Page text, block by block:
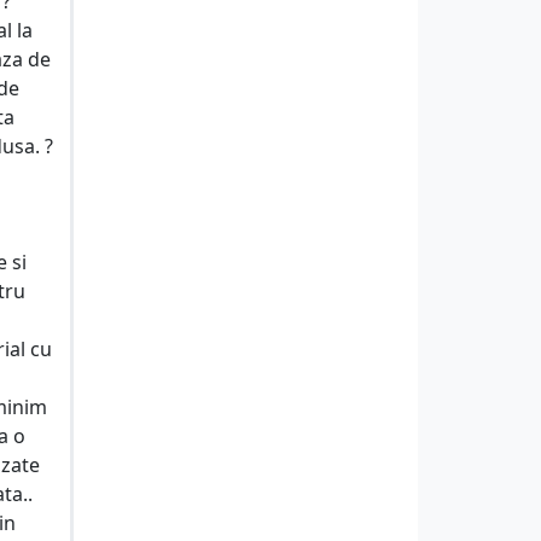
la
de
?
si
cu
o